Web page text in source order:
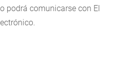
podrá comunicarse con El